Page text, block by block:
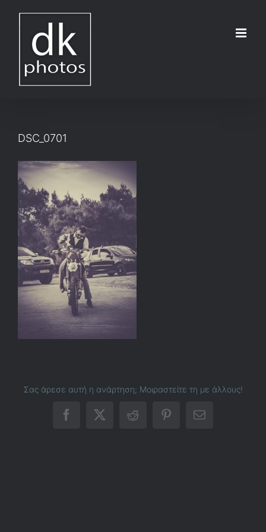
DSC_0701
Σας άρεσε αυτή η ανάρτηση; Μοιραστείτε τη με άλλους!
Facebook
X RedditPinterestEmail